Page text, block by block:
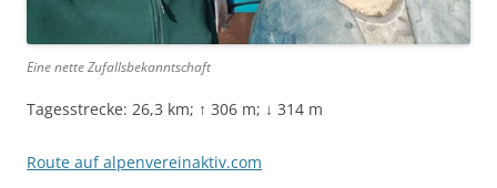
Eine nette Zufallsbekanntschaft
Tagesstrecke: 26,3 km; ↑ 306 m; ↓ 314 m
Route auf alpenvereinaktiv.com